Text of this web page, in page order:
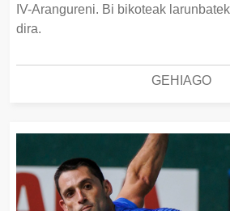
IV-Arangureni. Bi bikoteak
dira.
GEHIAGO